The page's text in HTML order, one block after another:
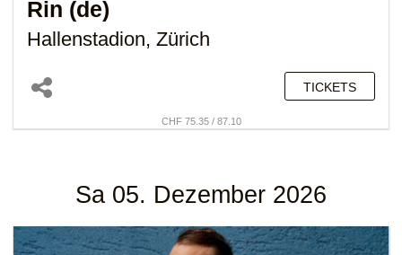
Rin (de)
Hallenstadion, Zürich
TICKETS
CHF 75.35 / 87.10
Sa 05. Dezember 2026